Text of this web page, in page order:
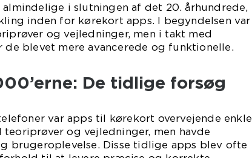
i slutningen af det 20. århundrede,
inden for kørekort apps. I begyndelsen var
og vejledninger, men i takt med
blevet mere avancerede og funktionelle.
De tidlige forsøg
var apps til kørekort overvejende enkle
og vejledninger, men havde
brugeroplevelse. Disse tidlige apps blev ofte